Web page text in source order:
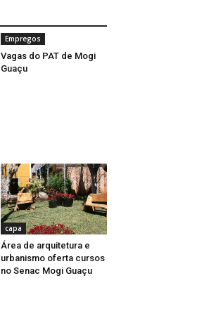
Empregos
Vagas do PAT de Mogi
Guaçu
capa
Área de arquitetura e
urbanismo oferta cursos
no Senac Mogi Guaçu